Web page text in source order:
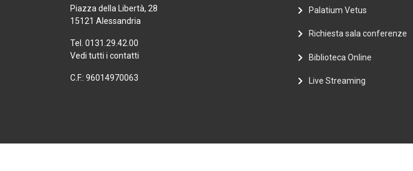
Piazza della Libertà, 28
15121 Alessandria
Tel. 0131.29.42.00
Vedi tutti i contatti
C.F.: 96014970063
Palatium Vetus
Richiesta sala conferenze
Biblioteca Online
Live Streaming